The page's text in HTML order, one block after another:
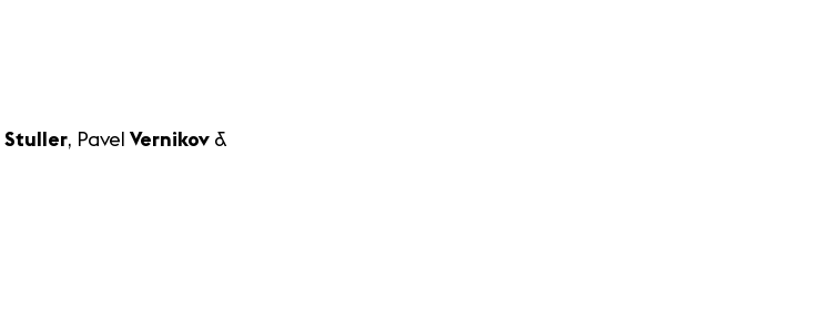
Stuller, Pavel Vernikov &